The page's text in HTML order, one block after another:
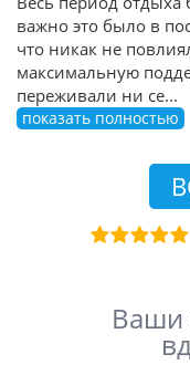
важно это было в
что никак не
максимальную
переживали ни се...
показать полностью
Ваши